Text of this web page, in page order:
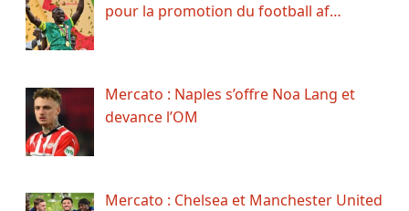
pour la promotion du football af…
Mercato : Naples s’offre Noa Lang et
devance l’OM
Mercato : Chelsea et Manchester United